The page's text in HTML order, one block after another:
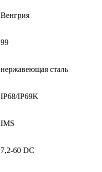
Венгрия
99
нержавеющая сталь
IP68/IP69K
IMS
7,2-60 DC